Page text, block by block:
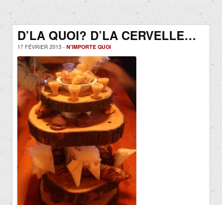
D’LA QUOI? D’LA CERVELLE…
17 FÉVRIER 2013 - N'IMPORTE QUOI